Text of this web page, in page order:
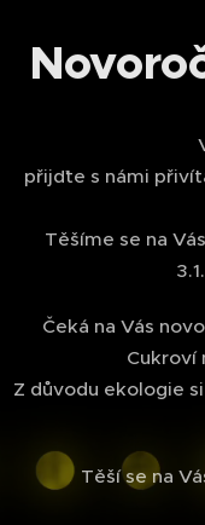
přijďte s námi
Těšíme se na
Čeká na Vás
Cukroví
Z důvodu ekologie
Těší se na